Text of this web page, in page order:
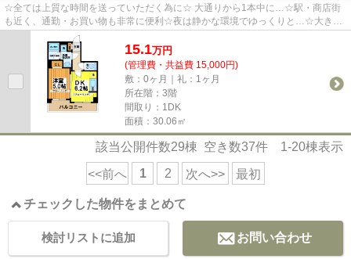
☆全ては上質な時間を送っていただく為に☆ 大通りから1本中に…☆駅・商店街
も近く、通勤・お買い物も非常に便利☆夜は静かな環境でゆっくりと…☆大きな
窓から降り注ぐ光。明るく、綺麗な室...
15.1万円
(管理費・共益費 15,000円)
敷：0ヶ月｜礼：1ヶ月
所在階：3階
間取り：1DK
面積：30.06㎡
該当公開件数29棟 空き数37件 1-20棟表示
<<前へ 1 2 次へ>> 最初
チェックした物件をまとめて
お問い合わせ
検討リストに追加